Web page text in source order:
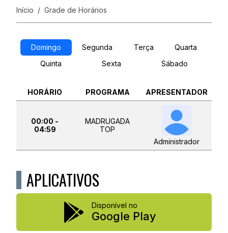
Início Grade de Horários
Domingo Segunda Terça
Quarta
Quinta
Sexta Sábado
HORÁRIO PROGRAMA APRESENTADOR
00:00 -
04:59
MADRUGADA
TOP
Administrador
APLICATIVOS
Disponível no
Google Play